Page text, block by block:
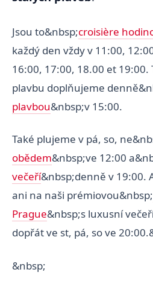
Jsou to&nbsp;croisière
každý den vždy v 11:00,
16:00, 17:00, 18.00 et
plavbu doplňujeme
plavbou&nbsp;v 15:00.
Také plujeme v pá, so,
obědem&nbsp;ve 12:00
večeří&nbsp;denně v 19:00.
ani na naši prémiovou&nbsp;
Prague&nbsp;s luxusní
dopřát ve st, pá, so ve
&nbsp;